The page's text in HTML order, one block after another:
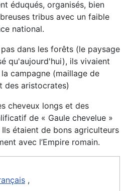
éduqués, organisés, bien
tribus avec un faible
national.
dans les forêts (le paysage
qu'aujourd'hui), ils vivaient
campagne (maillage de
des aristocrates)
cheveux longs et des
de « Gaule chevelue »
étaient de bons agriculteurs
avec l’Empire romain.
,